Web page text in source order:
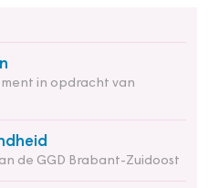
in opdracht van
de GGD Brabant-Zuidoost